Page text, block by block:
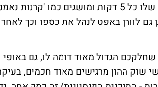
שבודק את תיק המניות שלו כל 5 דקות
גם לוורן באפט לנהל את כספו וכך לאחר
הגדול מאוד דומה לו, גם באופי
שוק ההון מרגישים מאוד חכמים,